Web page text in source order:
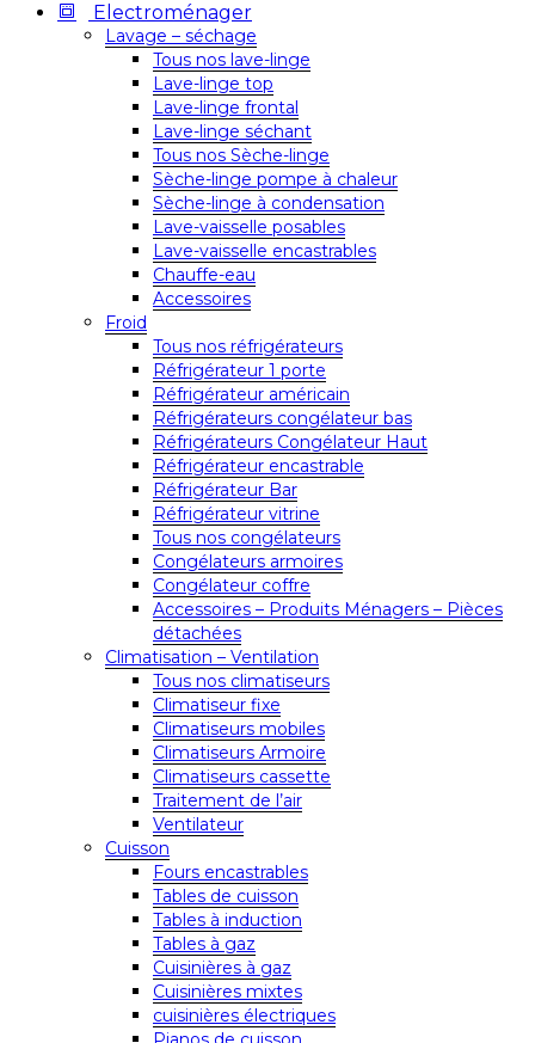
Electroménager
Lavage – séchage
Tous nos lave-linge
Lave-linge top
Lave-linge frontal
Lave-linge séchant
Tous nos Sèche-linge
Sèche-linge pompe à chaleur
Sèche-linge à condensation
Lave-vaisselle posables
Lave-vaisselle encastrables
Chauffe-eau
Accessoires
Froid
Tous nos réfrigérateurs
Réfrigérateur 1 porte
Réfrigérateur américain
Réfrigérateurs congélateur bas
Réfrigérateurs Congélateur Haut
Réfrigérateur encastrable
Réfrigérateur Bar
Réfrigérateur vitrine
Tous nos congélateurs
Congélateurs armoires
Congélateur coffre
Accessoires – Produits Ménagers – Pièces
détachées
Climatisation – Ventilation
Tous nos climatiseurs
Climatiseur fixe
Climatiseurs mobiles
Climatiseurs Armoire
Climatiseurs cassette
Traitement de l’air
Ventilateur
Cuisson
Fours encastrables
Tables de cuisson
Tables à induction
Tables à gaz
Cuisinières à gaz
Cuisinières mixtes
cuisinières électriques